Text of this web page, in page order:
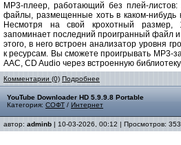
MP3-плеер, работающий без плей-
файлы, размещенные хоть в каком-нибудь
Несмотря на свой крохотный размер,
запоминает последний проигранный файл и
этого, в него встроен анализатор уровня
к ресурсам. Вы сможете проигрывать MP3-
AAC, CD Audio через встроенную
Комментарии (0) Подробнее
YouTube Downloader HD 5.9.9.8 Portable
Категория: СОФТ / Интернет
автор: adminb | 10-03-2026, 00:12 | Просмотров: